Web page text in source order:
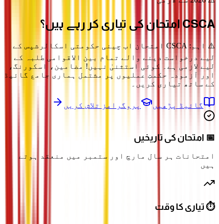
CSCA امتحان کی تیاری کر رہے ہیں؟
⚠️ اہم: CSCA امتحان اب چینی حکومتی اسکالرشپس کے
لیے درخواست دینے والے تمام بین الاقوامی طلبہ کے
لیے لازمی ہے۔ کوئی استثنیٰ نہیں! مضامین، اسکورنگ،
اور آزمودہ حکمتِ عملیوں پر مشتمل ہماری جامع گائیڈ
کے ساتھ تیاری کریں۔
گائیڈ پڑھیں پروگرامز تلاش کریں
📅 امتحان کی تاریخیں
امتحانات ہر سال مارچ اور ستمبر میں منعقد ہوتے
ہیں
⏱️ تیاری کا وقت